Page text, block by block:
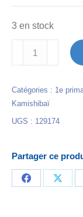
3 en stock
-
La
grotte
animaux
qui
dansent
Catégories : 1e
Kamishibaï
UGS : 129174
Partager ce
Partager